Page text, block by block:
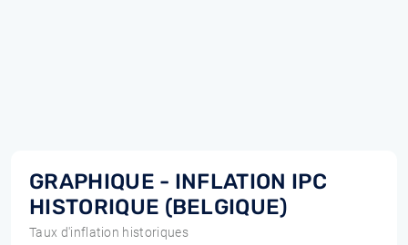
GRAPHIQUE - INFLATION IPC
HISTORIQUE (BELGIQUE)
Taux d'inflation historiques